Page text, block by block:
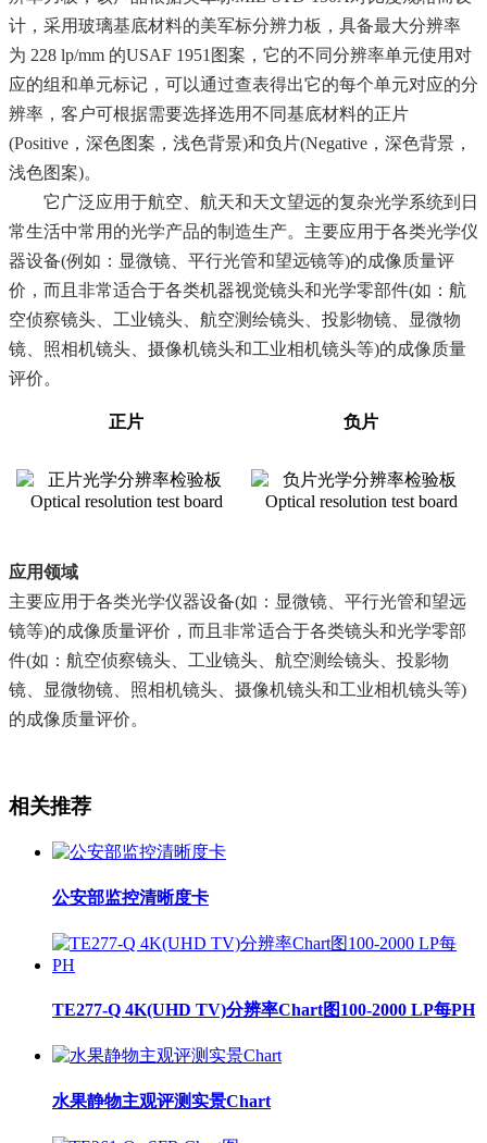
计，采用玻璃基底材料的美军标分辨力板，具备最大分辨率
为 228 lp/mm 的USAF 1951 图案，它的不同分辨率单元使用对
应的组和单元标记，可以通过查表得出它的每个单元对应的分
辨率，客户可根据需要选择选用不同基底材料的正片
(Positive ，深色图案，浅色背景)和负片(Negative ，深色背景，
浅色图案)。
它广泛应用于航空、航天和天文望远的复杂光学系统到日
常生活中常用的光学产品的制造生产。主要应用于各类光学仪
器设备(例如：显微镜、平行光管和望远镜等)的成像质量评
价，而且非常适合于各类机器视觉镜头和光学零部件(如：航
空侦察镜头、工业镜头、航空测绘镜头、投影物镜、显微物
镜、照相机镜头、摄像机镜头和工业相机镜头等)的成像质量
评价。
正片 负片
应用领域
主要应用于各类光学仪器设备(如：显微镜、平行光管和望远
镜等)的成像质量评价，而且非常适合于各类镜头和光学零部
件(如：航空侦察镜头、工业镜头、航空测绘镜头、投影物
镜、显微物镜、照相机镜头、摄像机镜头和工业相机镜头等)
的成像质量评价。
相关推荐
公安部监控清晰度卡
TE277-Q 4K(UHD TV)分辨率Chart图100-2000 LP每PH
水果静物主观评测实景Chart